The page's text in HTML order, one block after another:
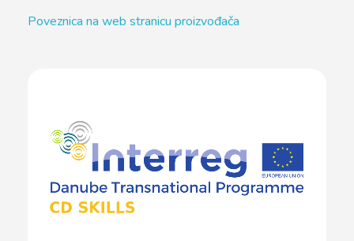
Poveznica na web stranicu proizvođača